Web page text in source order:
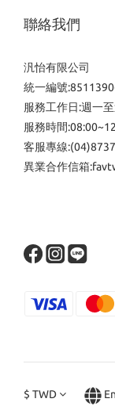
聯絡我們
汎怡有限公司
統一編號
服務工作日:週一
服務時間
客服專線
異業合作信箱
$ TWD